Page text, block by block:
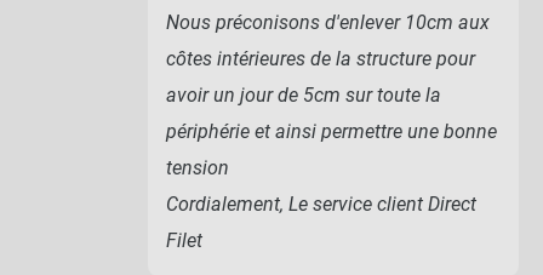
Nous préconisons d'enlever 10cm aux
côtes intérieures de la structure pour
avoir un jour de 5cm sur toute la
périphérie et ainsi permettre une bonne
tension
Cordialement, Le service client Direct
Filet